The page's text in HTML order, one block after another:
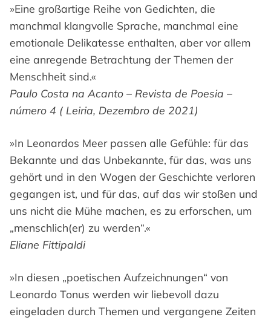
»Eine großartige Reihe von Gedichten, die
manchmal klangvolle Sprache, manchmal eine
emotionale Delikatesse enthalten, aber vor allem
eine anregende Betrachtung der Themen der
Menschheit sind.«
Paulo Costa na Acanto – Revista de Poesia –
número 4 ( Leiria, Dezembro de 2021)
»In Leonardos Meer passen alle Gefühle: für das
Bekannte und das Unbekannte, für das, was uns
gehört und in den Wogen der Geschichte verloren
gegangen ist, und für das, auf das wir stoßen und
uns nicht die Mühe machen, es zu erforschen, um
„menschlich(er) zu werden“.«
Eliane Fittipaldi
»In diesen „poetischen Aufzeichnungen“ von
Leonardo Tonus werden wir liebevoll dazu
eingeladen durch Themen und vergangene Zeiten